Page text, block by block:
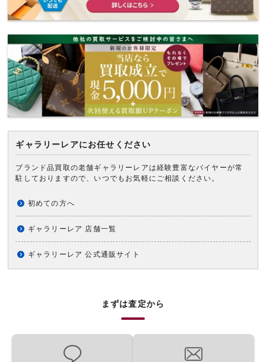
ギャラリーレアにお任せください
ブランド品買取の老舗ギャラリーレアは経験豊富なバイヤーが常
駐しておりますので、いつでもお気軽にご相談ください。
初めての方へ
ギャラリーレア 店舗一覧
ギャラリーレア 公式通販サイト
まずは査定から